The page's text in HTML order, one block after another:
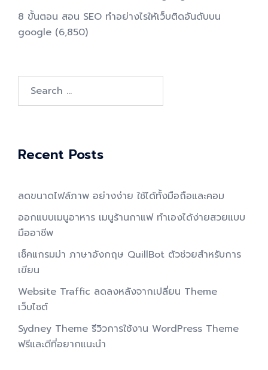
8 ขั้นตอน สอน SEO ทําอย่างไรให้เว็บติดอันดับบน
google (6,850)
for:
Recent Posts
ลดขนาดไฟล์ภาพ อย่างง่าย ใช้ได้ทั้งมือถือและคอม
ออกแบบเมนูอาหาร เมนูร้านกาแฟ ทำเองได้ง่ายสวยแบบ
มืออาชีพ
เช็คแกรมม่า ภาษาอังกฤษ QuillBot ตัวช่วยสำหรับการ
เขียน
Website Traffic ลดลงหลังจากเปลี่ยน Theme
เว็บไซต์
Sydney Theme รีวิวการใช้งาน WordPress Theme
ฟรีและดีที่อยากแนะนำ